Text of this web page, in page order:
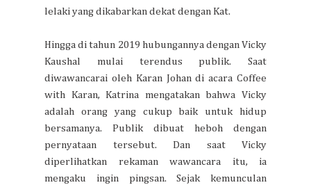
lelaki yang dikabarkan dekat dengan Kat.
Hingga di tahun 2019 hubungannya dengan Vicky
Kaushal mulai terendus publik. Saat
diwawancarai oleh Karan Johan di acara Coffee
with Karan, Katrina mengatakan bahwa Vicky
adalah orang yang cukup baik untuk hidup
bersamanya. Publik dibuat heboh dengan
pernyataan tersebut. Dan saat Vicky
diperlihatkan rekaman wawancara itu, ia
mengaku ingin pingsan. Sejak kemunculan